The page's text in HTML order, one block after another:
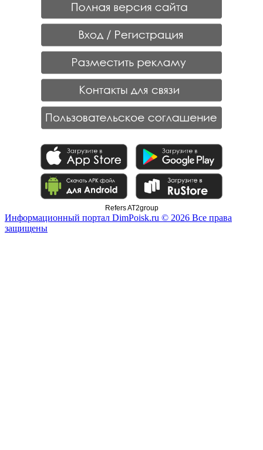
Refers AT2group
Информационный портал DimPoisk.ru © 2026 Все права
защищены